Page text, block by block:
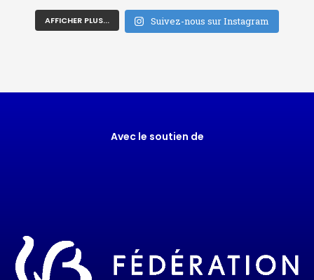
AFFICHER PLUS... Suivez-nous sur Instagram
Avec le soutien de